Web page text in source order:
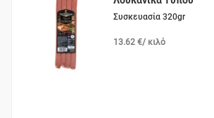
Τζουμαγιάς
Συσκευασία 320gr
13.62 €/ κιλό